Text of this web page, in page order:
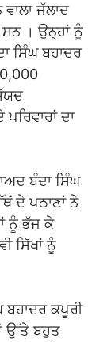
ਜੱਲਾਦ
। ਉਨ੍ਹਾਂ ਨੂੰ
ਸਿੰਘ ਬਹਾਦਰ
ਦਾ
ਬੰਦਾ ਸਿੰਘ
ਦੇ ਪਠਾਣਾਂ ਨੇ
ਨੂੰ ਭੱਜ ਕੇ
ਸਿੱਖਾਂ ਨੂੰ
ਬਹਾਦਰ ਕਪੂਰੀ
ਉੱਤੇ ਬਹੁਤ